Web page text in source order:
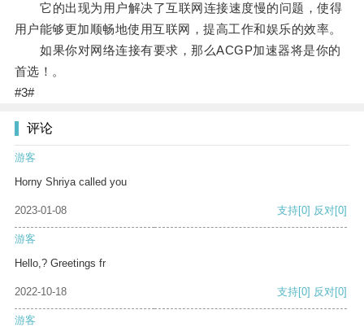
它的出现为用户解决了互联网连接速度慢的问题，使得
用户能够更加顺畅地使用互联网，提高工作和娱乐的效率。
如果你对网络连接有要求，那么ACGP加速器将是你的
首选！。
#3#
评论
游客
Horny Shriya called you
2023-01-08 支持[0] 反对[0]
游客
Hello,? Greetings fr
2022-10-18 支持[0] 反对[0]
游客